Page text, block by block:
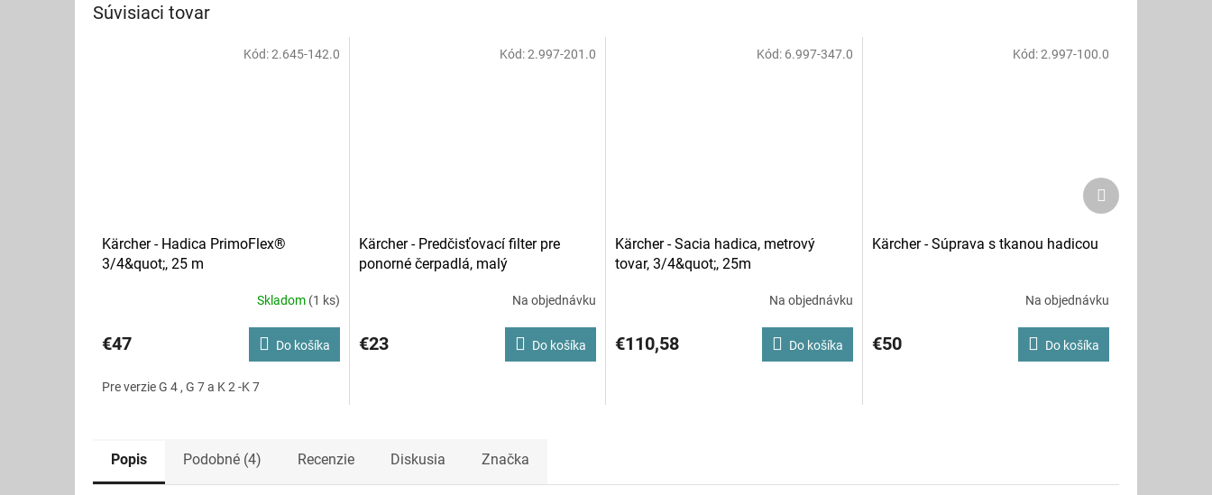
Súvisiaci tovar
Kärcher - Hadica PrimoFlex®
3/4&quot;, 25 m
Skladom (1 ks)
€47 Do košíka
Pre verzie G 4 , G 7 a K 2 -K 7
Kód:2.645-142.0
Kärcher - Predčisťovací filter pre
ponorné čerpadlá, malý
Na objednávku
€23 Do košíka
Kód:2.997-201.0
Kärcher - Sacia hadica, metrový
tovar, 3/4&quot;, 25m
Na objednávku
€110,58 Do košíka
Kód: 6.997-347.0
Kärcher - Súprava s tkanou hadicou
Na objednávku
€50 Do košíka
Kód:2.997-100.0
Ďalší
produkt
Popis Podobné (4) Recenzie Diskusia Značka